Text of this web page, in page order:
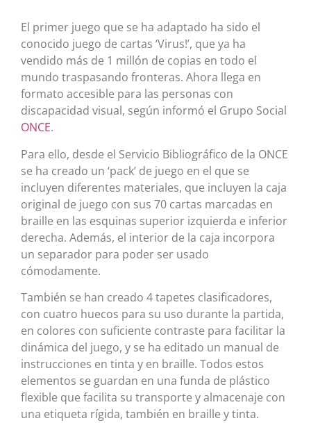
El primer juego que se ha adaptado ha sido el
conocido juego de cartas ‘Virus!’, que ya ha
vendido más de 1 millón de copias en todo el
mundo traspasando fronteras. Ahora llega en
formato accesible para las personas con
discapacidad visual, según informó el Grupo Social
ONCE.
Para ello, desde el Servicio Bibliográfico de la ONCE
se ha creado un ‘pack’ de juego en el que se
incluyen diferentes materiales, que incluyen la caja
original de juego con sus 70 cartas marcadas en
braille en las esquinas superior izquierda e inferior
derecha. Además, el interior de la caja incorpora
un separador para poder ser usado
cómodamente.
También se han creado 4 tapetes clasificadores,
con cuatro huecos para su uso durante la partida,
en colores con suficiente contraste para facilitar la
dinámica del juego, y se ha editado un manual de
instrucciones en tinta y en braille. Todos estos
elementos se guardan en una funda de plástico
flexible que facilita su transporte y almacenaje con
una etiqueta rígida, también en braille y tinta.